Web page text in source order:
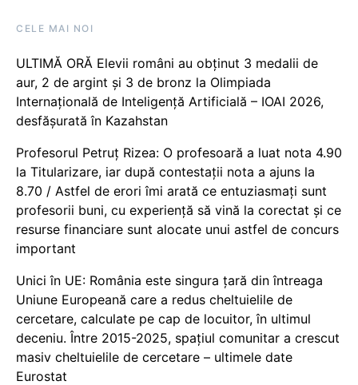
CELE MAI NOI
ULTIMĂ ORĂ Elevii români au obținut 3 medalii de
aur, 2 de argint și 3 de bronz la Olimpiada
Internațională de Inteligență Artificială – IOAI 2026,
desfășurată în Kazahstan
Profesorul Petruț Rizea: O profesoară a luat nota 4.90
la Titularizare, iar după contestații nota a ajuns la
8.70 / Astfel de erori îmi arată ce entuziasmați sunt
profesorii buni, cu experiență să vină la corectat și ce
resurse financiare sunt alocate unui astfel de concurs
important
Unici în UE: România este singura țară din întreaga
Uniune Europeană care a redus cheltuielile de
cercetare, calculate pe cap de locuitor, în ultimul
deceniu. Între 2015-2025, spațiul comunitar a crescut
masiv cheltuielile de cercetare – ultimele date
Eurostat